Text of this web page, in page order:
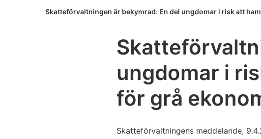
Skatteförvaltningen är bekymrad: En del ungdomar i risk att
ungdomar i
för grå
Skatteförvaltningens meddelande,